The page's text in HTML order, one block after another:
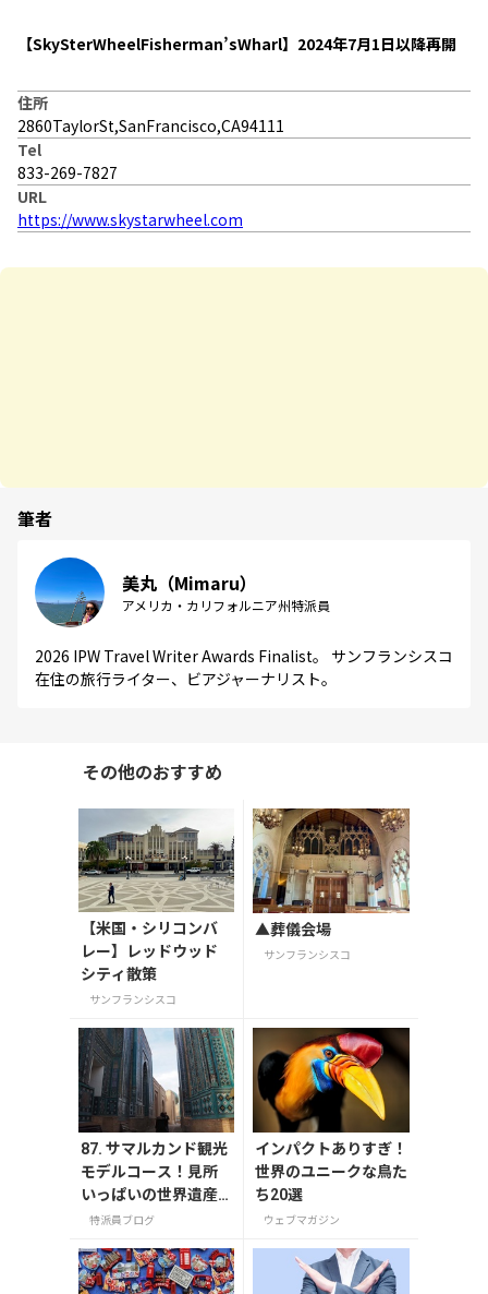
【SkySterWheelFisherman’sWharl】2024年7月1日以降再開
住所
2860TaylorSt,SanFrancisco,CA94111
Tel
833-269-7827
URL
https://www.skystarwheel.com
筆者
美丸（Mimaru）
アメリカ・カリフォルニア州特派員
2026 IPW Travel Writer Awards Finalist。 サンフランシスコ
在住の旅行ライター、ビアジャーナリスト。
その他のおすすめ
【米国・シリコンバ
レー】レッドウッド
シティ散策
サンフランシスコ
▲葬儀会場
サンフランシスコ
87. サマルカンド観光
モデルコース！見所
いっぱいの世界遺産
都市を満喫するおす
特派員ブログ
インパクトありすぎ！
世界のユニークな鳥た
ち20選
ウェブマガジン